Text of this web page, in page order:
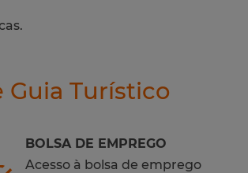
Guia Turístico
BOLSA DE EMPREGO
Acesso à bolsa de emprego